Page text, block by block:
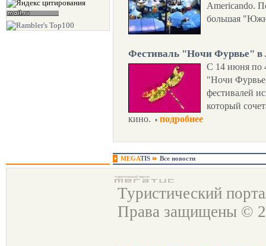
Americando.
большая
Фестиваль "Ночи Фурвье" в
С 14 июня по
"Ночи
фестивалей
который
кино.
подробнее
MEGATIS Все новости
Туристический
Права защищены ©